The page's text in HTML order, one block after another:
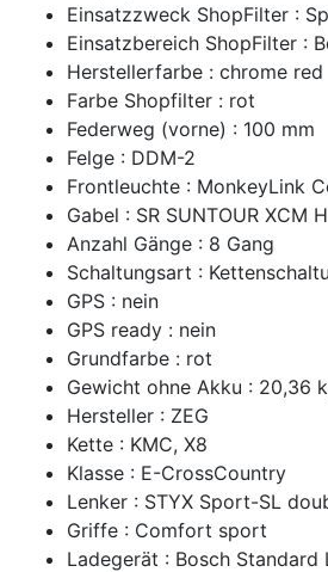
Einsatzzweck ShopFilter :
Einsatzbereich ShopFilter :
Herstellerfarbe : chrome red
Farbe Shopfilter : rot
Federweg (vorne) : 100 mm
Felge : DDM-2
Frontleuchte : MonkeyLink
Gabel : SR SUNTOUR XCM
Anzahl Gänge : 8 Gang
Schaltungsart :
GPS : nein
GPS ready : nein
Grundfarbe : rot
Gewicht ohne Akku : 20,36
Hersteller : ZEG
Kette : KMC, X8
Klasse : E-CrossCountry
Lenker : STYX Sport-SL
Griffe : Comfort sport
Ladegerät : Bosch Standard